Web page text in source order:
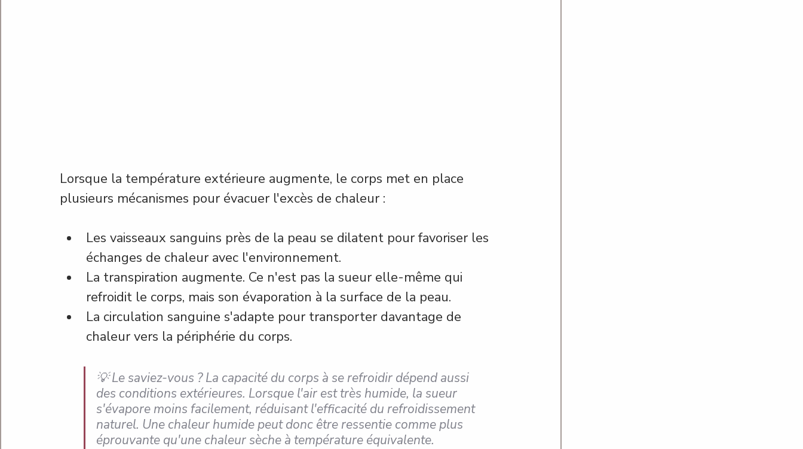
Lorsque la température extérieure augmente, le corps met en place
plusieurs mécanismes pour évacuer l'excès de chaleur :
Les vaisseaux sanguins près de la peau se dilatent pour favoriser les
échanges de chaleur avec l'environnement.
La transpiration augmente. Ce n'est pas la sueur elle-même qui
refroidit le corps, mais son évaporation à la surface de la peau.
La circulation sanguine s'adapte pour transporter davantage de
chaleur vers la périphérie du corps.
💡 Le saviez-vous ? La capacité du corps à se refroidir dépend aussi
des conditions extérieures. Lorsque l'air est très humide, la sueur
s'évapore moins facilement, réduisant l'efficacité du refroidissement
naturel. Une chaleur humide peut donc être ressentie comme plus
éprouvante qu'une chaleur sèche à température équivalente.